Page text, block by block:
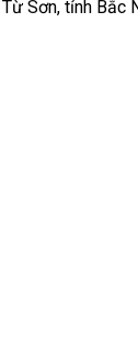
Sơn, tỉnh Bắc